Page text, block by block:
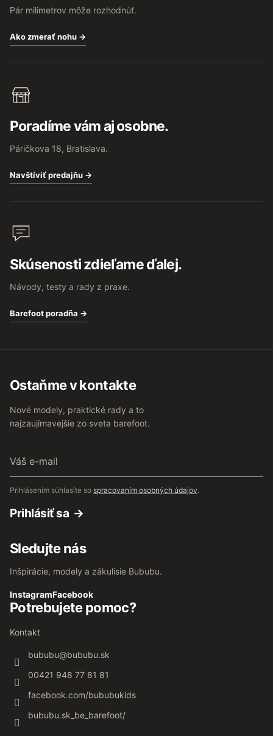
Pár milimetrov môže rozhodnúť.
Ako zmerať nohu →
Poradíme vám aj osobne.
Páričkova 18, Bratislava.
Navštíviť predajňu →
Skúsenosti zdieľame ďalej.
Návody, testy a rady z praxe.
Barefoot poradňa →
Ostaňme v kontakte
Nové modely, praktické rady a to
najzaujímavejšie zo sveta barefoot.
e-
mail
Prihlásením súhlasíte so spracovaním osobných údajov.
Prihlásiť sa
Sledujte nás
Inšpirácie, modely a zákulisie Bububu.
InstagramFacebook
Potrebujete pomoc?
Kontakt
bububu@bububu.sk
00421 948 77 81 81
facebook.com/bububukids
bububu.sk_be_barefoot/